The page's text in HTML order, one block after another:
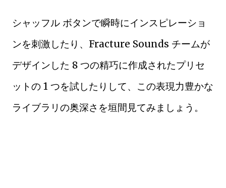
シャッフル ボタンで瞬時にインスピレーショ
ンを刺激したり、Fracture Sounds チームが
デザインした 8 つの精巧に作成されたプリセ
ットの 1 つを試したりして、この表現力豊かな
ライブラリの奥深さを垣間見てみましょう。